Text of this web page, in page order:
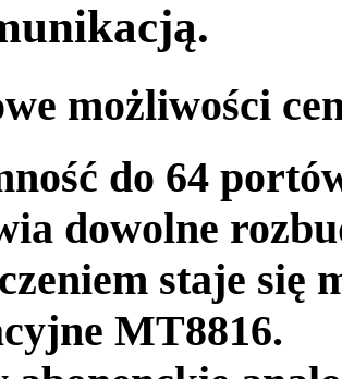
możliwości
do 64
dowolne
staje się
MT8816.